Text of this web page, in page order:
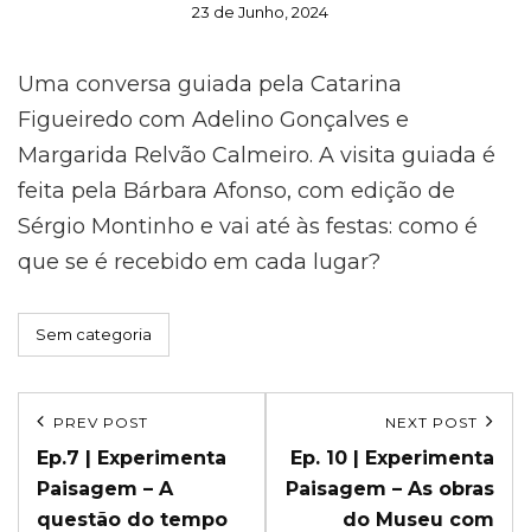
Posted
23 de Junho, 2024
Uma conversa guiada pela Catarina
Figueiredo com Adelino Gonçalves e
Margarida Relvão Calmeiro. A visita guiada é
feita pela Bárbara Afonso, com edição de
Sérgio Montinho e vai até às festas: como é
que se é recebido em cada lugar?
Categories
Sem categoria
Navegação
de
artigos
Previous
Post
PREV POST
Ep.7 | Experimenta
Paisagem – A
questão do tempo
Post
NEXT POST
Ep. 10 | Experimenta
Paisagem – As obras
do Museu com